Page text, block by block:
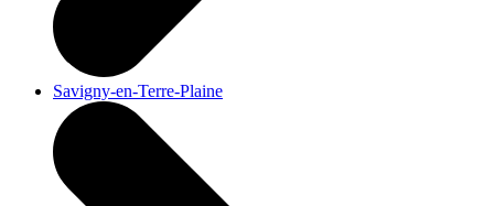
Savigny-en-Terre-Plaine